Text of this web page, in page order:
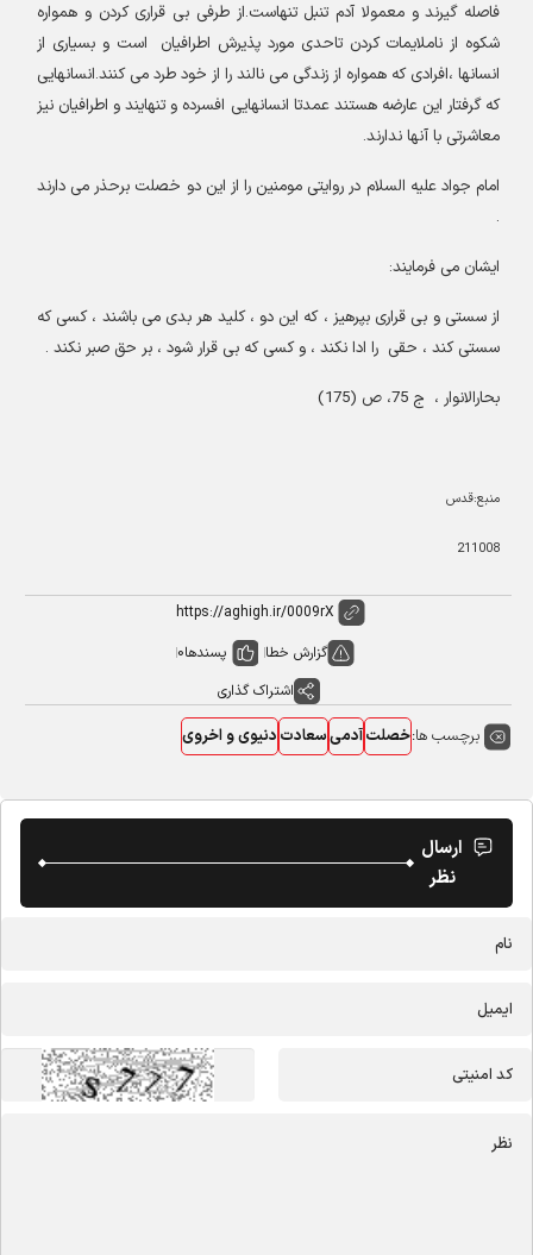
فاصله گیرند و معمولا آدم تنبل تنهاست.از طرفی بی قراری کردن و همواره
شکوه از ناملایمات کردن تاحدی مورد پذیرش اطرافیان است و بسیاری از
انسانها ،افرادی که همواره از زندگی می نالند را از خود طرد می کنند.انسانهایی
که گرفتار این عارضه هستند عمدتا انسانهایی افسرده و تنهایند و اطرافیان نیز
معاشرتی با آنها ندارند.
امام جواد علیه السلام در روایتی مومنین را از این دو خصلت برحذر می دارند
ایشان می فرمایند:
از سستی و بی قراری بپرهیز ، که این دو ، کلید هر بدی می باشند ، کسی که
سستی کند ، حقی را ادا نکند ، و کسی که بی قرار شود ، بر حق صبر نکند .
بحارالانوار ، ج 75، ص (175)
منبع:قدس
211008
گزارش خطا پسندها0
اشتراک گذاری
برچسب ها:خصلتآدمیسعادتدنیوی و اخروی
ارسال
نظر